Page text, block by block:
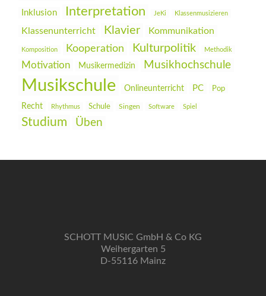
Inklusion Interpretation JeKi Klassenmusizieren
Klassenunterricht Klavier Kommunikation
Komposition Kooperation Kulturpolitik Methodik
Motivation Musikermedizin Musikhochschule
Musikschule Onlineunterricht PC Pop
Recht Rhythmus Schule Singen Software Spiel
Studium Üben
SCHOTT MUSIC GmbH & Co KG
Weihergarten 5
D-55116 Mainz